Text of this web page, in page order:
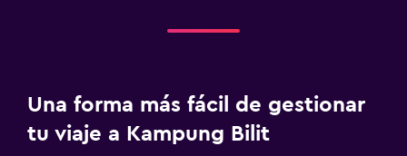
Una forma más fácil de gestionar
tu viaje a Kampung Bilit